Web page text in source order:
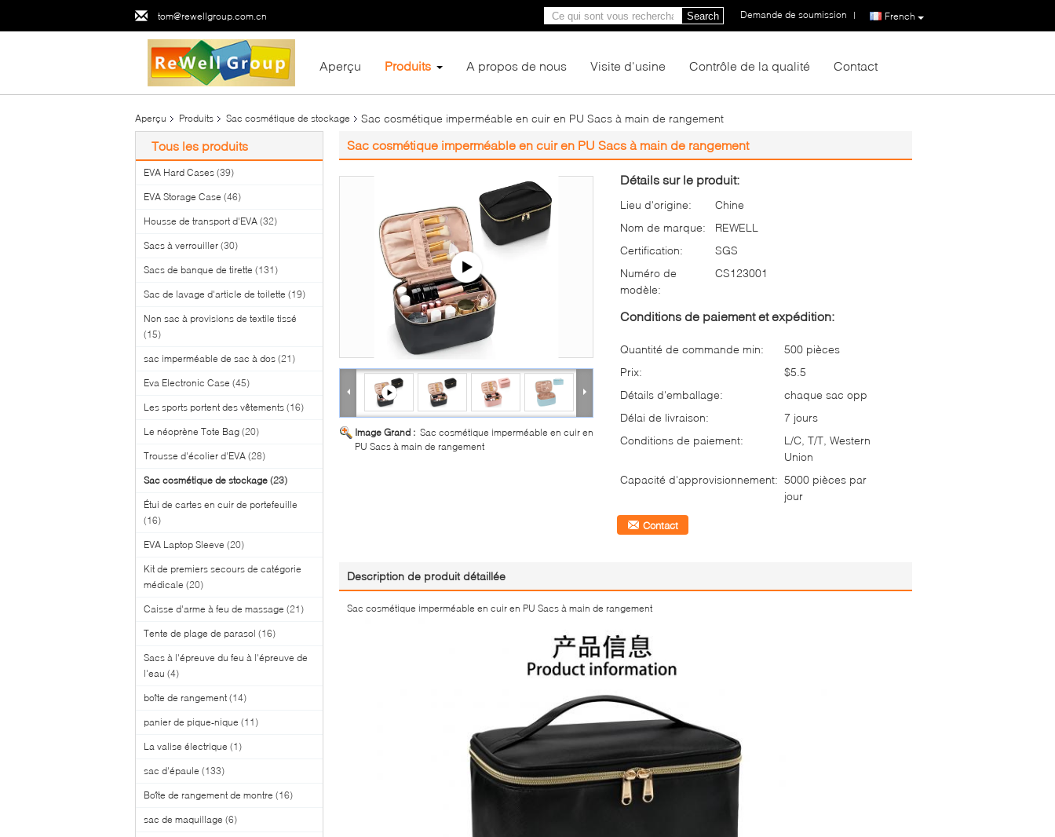
tom@rewellgroup.com.cn French
Demande de soumission |
Search
Aperçu Produits A propos de nous Visite d'usine Contrôle de la qualité Contact
Aperçu Produits Sac cosmétique de stockage Sac cosmétique imperméable en cuir en PU Sacs à main de rangement
Tous les produits
EVA Hard Cases (39)
EVA Storage Case (46)
Housse de transport d'EVA (32)
Sacs à verrouiller (30)
Sacs de banque de tirette (131)
Sac de lavage d'article de toilette (19)
Non sac à provisions de textile tissé
(15)
sac imperméable de sac à dos (21)
Eva Electronic Case (45)
Les sports portent des vêtements (16)
Le néoprène Tote Bag (20)
Trousse d'écolier d'EVA (28)
Sac cosmétique de stockage (23)
Étui de cartes en cuir de portefeuille
(16)
EVA Laptop Sleeve (20)
Kit de premiers secours de catégorie
médicale (20)
Caisse d'arme à feu de massage (21)
Tente de plage de parasol (16)
Sacs à l'épreuve du feu à l'épreuve de
l'eau (4)
boîte de rangement (14)
panier de pique-nique (11)
La valise électrique (1)
sac d'épaule (133)
Boîte de rangement de montre (16)
sac de maquillage (6)
Sac cosmétique imperméable en cuir en PU Sacs à main de rangement
Image Grand : Sac cosmétique imperméable en cuir en
PU Sacs à main de rangement
Détails sur le produit:
Lieu d'origine:
Chine
Nom de marque:
REWELL
Certification:
SGS
Numéro de
modèle:
CS123001
Conditions de paiement et expédition:
Quantité de commande min:
500 pièces
Prix:
$5.5
Détails d'emballage:
chaque sac opp
Délai de livraison:
7 jours
Conditions de paiement:
L/C, T/T, Western
Union
Capacité d'approvisionnement: 5000 pièces par
jour
Contact
Description de produit détaillée
Sac cosmétique imperméable en cuir en PU Sacs à main de rangement